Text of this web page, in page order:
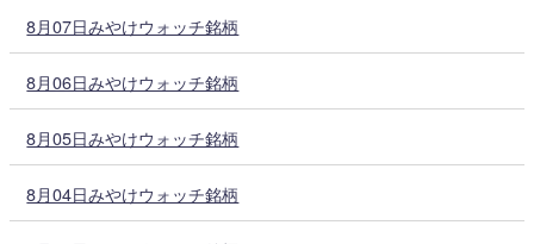
8月07日みやけウォッチ銘柄
8月06日みやけウォッチ銘柄
8月05日みやけウォッチ銘柄
8月04日みやけウォッチ銘柄